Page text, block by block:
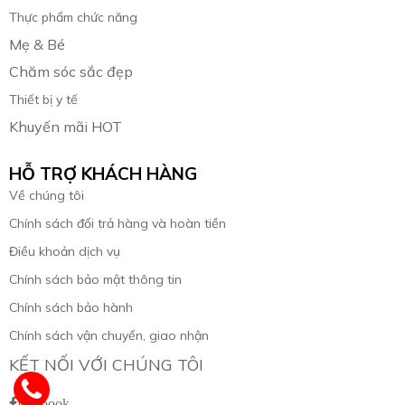
Thực phẩm chức năng
Mẹ & Bé
Chăm sóc sắc đẹp
Thiết bị y tế
Khuyến mãi HOT
HỖ TRỢ KHÁCH HÀNG
Về chúng tôi
Chính sách đổi trả hàng và hoàn tiền
Điều khoản dịch vụ
Chính sách bảo mật thông tin
Chính sách bảo hành
Chính sách vận chuyển, giao nhận
KẾT NỐI VỚI CHÚNG TÔI